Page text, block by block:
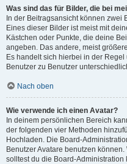
Was sind das für Bilder, die bei
In der Beitragsansicht können
Eines dieser Bilder ist meist mit
Kästchen oder Punkte, die deine
angeben. Das andere, meist
Es handelt sich hierbei in der
Benutzer zu Benutzer
Nach oben
Wie verwende ich einen Avatar?
In deinem persönlichen Bereich
der folgenden vier Methoden
Hochladen. Die Board-
Benutzer Avatare benutzen
solltest du die Board-Administration